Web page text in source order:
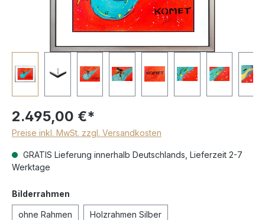
2.495,00 €*
Preise inkl. MwSt. zzgl. Versandkosten
GRATIS Lieferung innerhalb Deutschlands, Lieferzeit 2-7
Werktage
Bilderrahmen
ohne Rahmen Holzrahmen Silber